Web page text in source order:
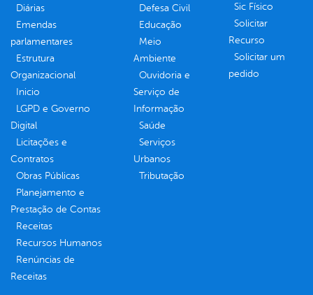
Diárias
Emendas
parlamentares
Estrutura
Organizacional
Inicio
LGPD e Governo
Digital
Licitações e
Contratos
Obras Públicas
Planejamento e
Prestação de Contas
Receitas
Recursos Humanos
Renúncias de
Receitas
Defesa Civil
Educação
Meio
Ambiente
Ouvidoria e
Serviço de
Informação
Saúde
Serviços
Urbanos
Tributação
Sic Físico
Solicitar
Recurso
Solicitar um
pedido